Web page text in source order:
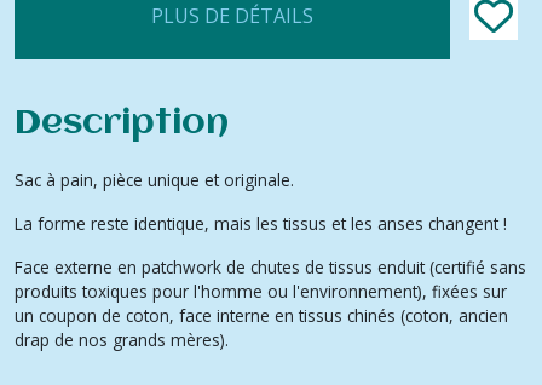
PLUS DE DÉTAILS
Description
Sac à pain, pièce unique et originale.
La forme reste identique, mais les tissus et les anses changent !
Face externe en patchwork de chutes de tissus enduit (certifié sans
produits toxiques pour l'homme ou l'environnement), fixées sur
un coupon de coton, face interne en tissus chinés (coton, ancien
drap de nos grands mères).